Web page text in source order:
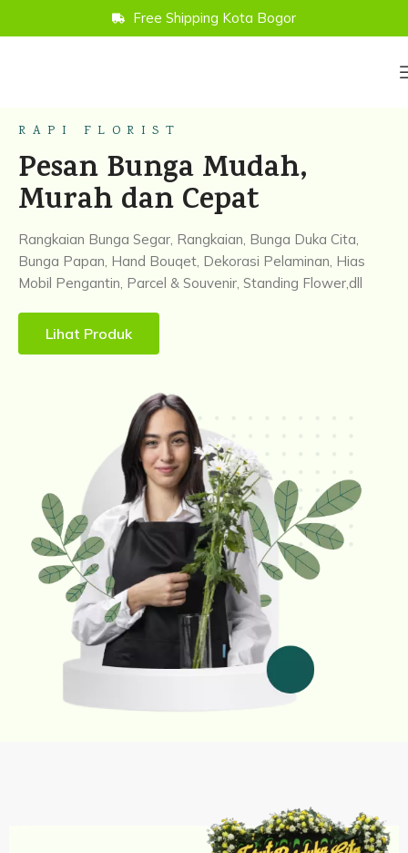
Free Shipping Kota Bogor
RAPI FLORIST
Pesan Bunga Mudah,
Murah dan Cepat
Rangkaian Bunga Segar, Rangkaian, Bunga Duka Cita,
Bunga Papan, Hand Bouqet, Dekorasi Pelaminan, Hias
Mobil Pengantin, Parcel & Souvenir, Standing Flower,dll
Lihat Produk